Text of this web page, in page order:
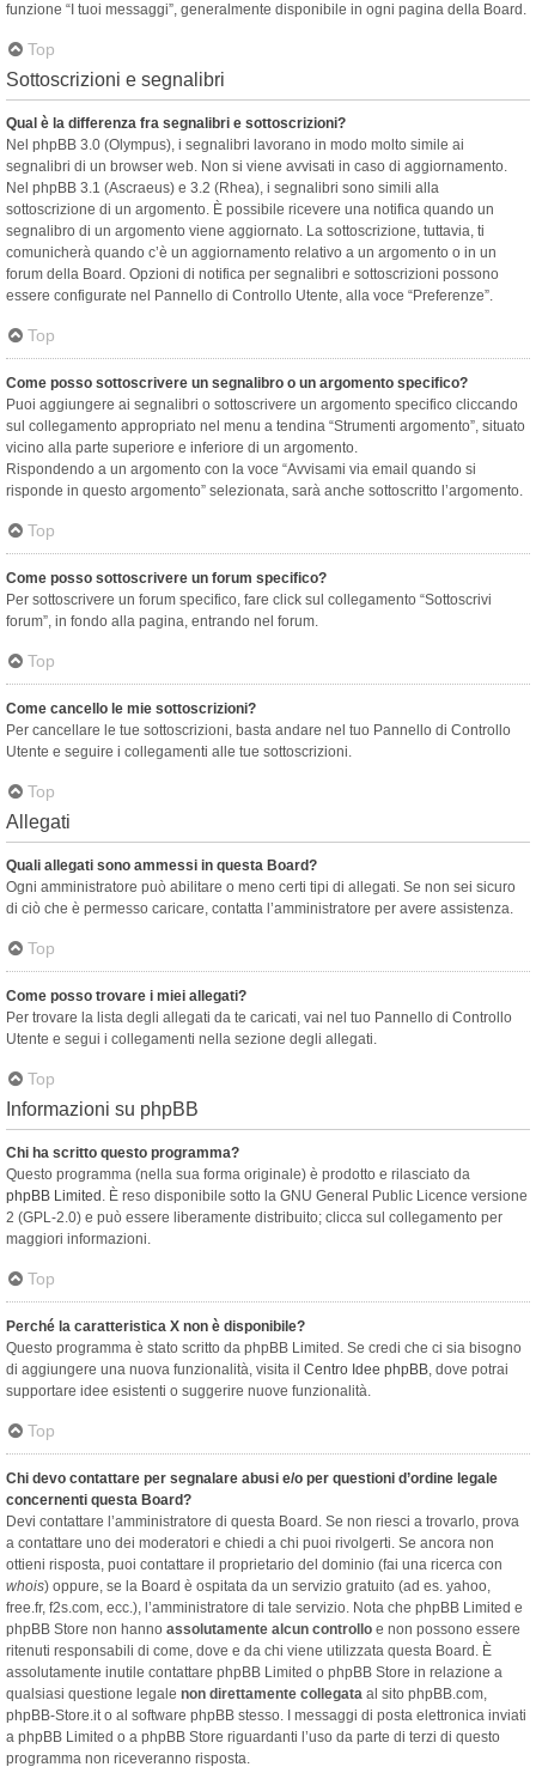
funzione “I tuoi messaggi”, generalmente disponibile in ogni pagina della Board.
Top
Sottoscrizioni e segnalibri
Qual è la differenza fra segnalibri e sottoscrizioni?
Nel phpBB 3.0 (Olympus), i segnalibri lavorano in modo molto simile ai
segnalibri di un browser web. Non si viene avvisati in caso di aggiornamento.
Nel phpBB 3.1 (Ascraeus) e 3.2 (Rhea), i segnalibri sono simili alla
sottoscrizione di un argomento. È possibile ricevere una notifica quando un
segnalibro di un argomento viene aggiornato. La sottoscrizione, tuttavia, ti
comunicherà quando c’è un aggiornamento relativo a un argomento o in un
forum della Board. Opzioni di notifica per segnalibri e sottoscrizioni possono
essere configurate nel Pannello di Controllo Utente, alla voce “Preferenze”.
Top
Come posso sottoscrivere un segnalibro o un argomento specifico?
Puoi aggiungere ai segnalibri o sottoscrivere un argomento specifico cliccando
sul collegamento appropriato nel menu a tendina “Strumenti argomento”, situato
vicino alla parte superiore e inferiore di un argomento.
Rispondendo a un argomento con la voce “Avvisami via email quando si
risponde in questo argomento” selezionata, sarà anche sottoscritto l’argomento.
Top
Come posso sottoscrivere un forum specifico?
Per sottoscrivere un forum specifico, fare click sul collegamento “Sottoscrivi
forum”, in fondo alla pagina, entrando nel forum.
Top
Come cancello le mie sottoscrizioni?
Per cancellare le tue sottoscrizioni, basta andare nel tuo Pannello di Controllo
Utente e seguire i collegamenti alle tue sottoscrizioni.
Top
Allegati
Quali allegati sono ammessi in questa Board?
Ogni amministratore può abilitare o meno certi tipi di allegati. Se non sei sicuro
di ciò che è permesso caricare, contatta l’amministratore per avere assistenza.
Top
Come posso trovare i miei allegati?
Per trovare la lista degli allegati da te caricati, vai nel tuo Pannello di Controllo
Utente e segui i collegamenti nella sezione degli allegati.
Top
Informazioni su phpBB
Chi ha scritto questo programma?
Questo programma (nella sua forma originale) è prodotto e rilasciato da
phpBB Limited . È reso disponibile sotto la GNU General Public Licence versione
2 (GPL-2.0) e può essere liberamente distribuito; clicca sul collegamento per
maggiori informazioni.
Top
Perché la caratteristica X non è disponibile?
Questo programma è stato scritto da phpBB Limited. Se credi che ci sia bisogno
di aggiungere una nuova funzionalità, visita il Centro Idee phpBB, dove potrai
supportare idee esistenti o suggerire nuove funzionalità.
Top
Chi devo contattare per segnalare abusi e/o per questioni d’ordine legale
concernenti questa Board?
Devi contattare l’amministratore di questa Board. Se non riesci a trovarlo, prova
a contattare uno dei moderatori e chiedi a chi puoi rivolgerti. Se ancora non
ottieni risposta, puoi contattare il proprietario del dominio (fai una ricerca con
whois) oppure, se la Board è ospitata da un servizio gratuito (ad es. yahoo,
free.fr, f2s.com, ecc.), l’amministratore di tale servizio. Nota che phpBB Limited e
phpBB Store non hanno assolutamente alcun controllo e non possono essere
ritenuti responsabili di come, dove e da chi viene utilizzata questa Board. È
assolutamente inutile contattare phpBB Limited o phpBB Store in relazione a
qualsiasi questione legale non direttamente collegata al sito phpBB.com,
phpBB-Store.it o al software phpBB stesso. I messaggi di posta elettronica inviati
a phpBB Limited o a phpBB Store riguardanti l’uso da parte di terzi di questo
programma non riceveranno risposta.